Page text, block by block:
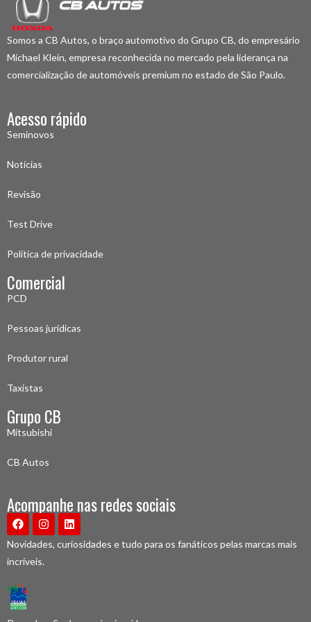
Somos a CB Autos, o braço automotivo do Grupo CB, do empresário
Michael Klein, empresa reconhecida no mercado pela liderança na
comercialização de automóveis premium no estado de São Paulo.
Acesso rápido
Seminovos
Notícias
Revisão
Test Drive
Política de privacidade
Comercial
PCD
Pessoas jurídicas
Produtor rural
Taxistas
Grupo CB
Mitsubishi
CB Autos
Acompanhe nas redes sociais
Novidades, curiosidades e tudo para os fanáticos pelas marcas mais
incríveis.